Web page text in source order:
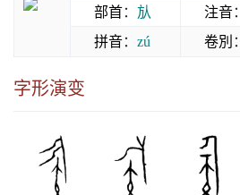
部首： 㫃 注音：
拼音： zú 卷別：
字形演变